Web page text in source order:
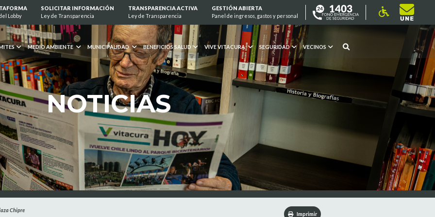
Lobby
SOLICITAR INFORMACIÓN
Ley de Transparencia
TRANSPARENCIA ACTIVA
Ley de Transparencia
GESTIÓN ABIERTA
Panel de ingresos, gastos y personal
MEDIO AMBIENTE MUNICIPALIDAD BENEFICIOS SALUD VIVE VITACURA SEGURIDAD VECINOS
NOTICIAS
Chipre
Imprimir